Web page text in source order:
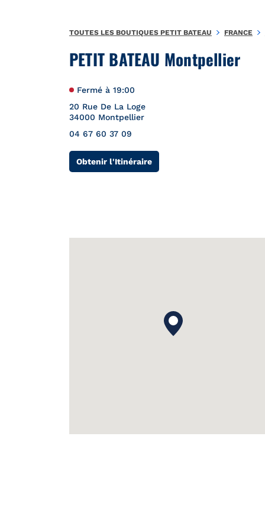
PETIT BATEAU Montpellier
Fermé à 19:00
20 Rue De La Loge
34000 Montpellier
04 67 60 37 09
Obtenir l'ItinéraireLink Opens in New Tab
TOUTES LES BOUTIQUES PETIT BATEAU FRANCE